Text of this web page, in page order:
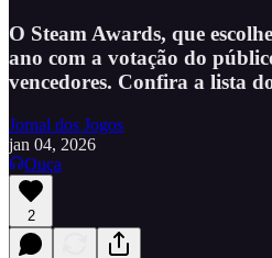
O Steam Awards, que
ano com a votação do
vencedores. Confira a lista
Jornal dos Jogos
jan 04, 2026
Ouça
2